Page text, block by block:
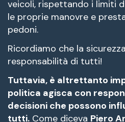
veicoli, rispettando i limiti
le proprie manovre e
pedoni.
Ricordiamo che la
responsabilità di tutti!
Tuttavia, è altrettanto
politica agisca con
decisioni che possono
tutti. Come diceva Piero